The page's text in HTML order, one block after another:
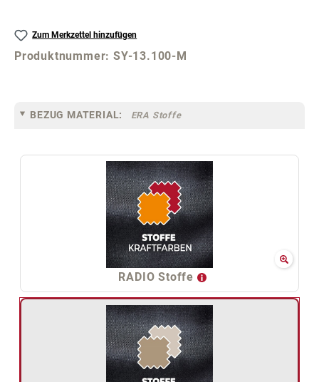
Zum Merkzettel hinzufügen
Produktnummer:SY-13.100-M
BEZUG MATERIAL: ERA Stoffe
RADIO Stoffe